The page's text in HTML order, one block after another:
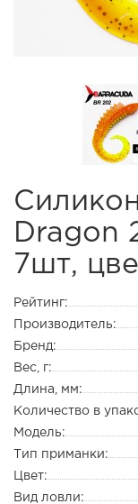
Dragon
7шт,
Рейтинг:
Производитель:
Бренд:
Вес, г:
Длина, мм:
Количество в
Модель:
Тип приманки:
Цвет:
Вид ловли: